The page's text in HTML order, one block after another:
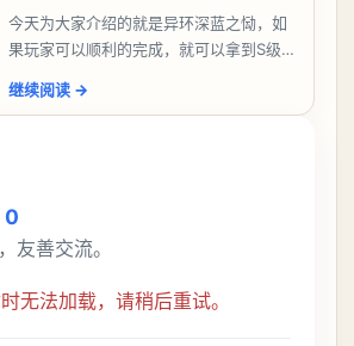
今天为大家介绍的就是异环深蓝之恸，如
果玩家可以顺利的完成，就可以拿到S级弧
比较高的，对于那些新手玩家并不建议直
继续阅读 →
0
友善交流。
无法加载，请稍后重试。